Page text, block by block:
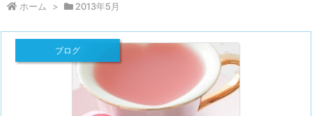
ホーム > 2013年5月
ブログ